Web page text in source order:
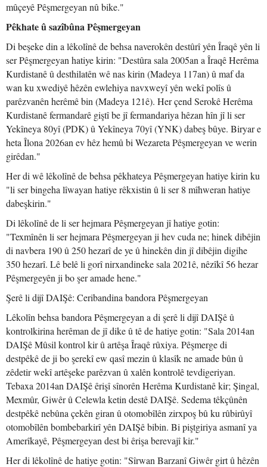
mûçeyê Pêşmergeyan nû bike."
Pêkhate û sazîbûna Pêşmergeyan
Di beşeke din a lêkolînê de behsa naverokên destûrî yên Îraqê yên li
ser Pêşmergeyan hatiye kirin: "Destûra sala 2005an a Îraqê Herêma
Kurdistanê û desthilatên wê nas kirin (Madeya 117an) û maf da
wan ku xwediyê hêzên ewlehiya navxweyî yên wekî polîs û
parêzvanên herêmê bin (Madeya 121ê). Her çend Serokê Herêma
Kurdistanê fermandarê giştî be jî fermandariya hêzan hîn jî li ser
Yekîneya 80yî (PDK) û Yekîneya 70yî (YNK) dabeş bûye. Biryar e
heta Îlona 2026an ev hêz hemû bi Wezareta Pêşmergeyan ve werin
girêdan."
Her di wê lêkolînê de behsa pêkhateya Pêşmergeyan hatiye kirin ku
"li ser bingeha lîwayan hatiye rêkxistin û li ser 8 mîhweran hatiye
dabeşkirin."
Di lêkolînê de li ser hejmara Pêşmergeyan jî hatiye gotin:
"Texmînên li ser hejmara Pêşmergeyan ji hev cuda ne; hinek dibêjin
di navbera 190 û 250 hezarî de ye û hinekên din jî dibêjin digihe
350 hezarî. Lê belê li gorî nirxandineke sala 2021ê, nêzîkî 56 hezar
Pêşmergeyên ji bo şer amade hene."
Şerê li dijî DAIŞê: Ceribandina bandora Pêşmergeyan
Lêkolîn behsa bandora Pêşmergeyan a di şerê li dijî DAIŞê û
kontrolkirina herêman de jî dike û tê de hatiye gotin: "Sala 2014an
DAIŞê Mûsil kontrol kir û artêşa Îraqê rûxiya. Pêşmerge di
destpêkê de ji bo şerekî ew qasî mezin û klasîk ne amade bûn û
zêdetir wekî artêşeke parêzvan û xalên kontrolê tevdigeriyan.
Tebaxa 2014an DAIŞê êrişî sînorên Herêma Kurdistanê kir; Şingal,
Mexmûr, Giwêr û Celewla ketin destê DAIŞê. Sedema têkçûnên
destpêkê nebûna çekên giran û otomobîlên zirxpoş bû ku rûbirûyî
otomobîlên bombebarkirî yên DAIŞê bibin. Bi piştgiriya asmanî ya
Amerîkayê, Pêşmergeyan dest bi êrişa berevajî kir."
Her di lêkolînê de hatiye gotin: "Sîrwan Barzanî Giwêr girt û hêzên